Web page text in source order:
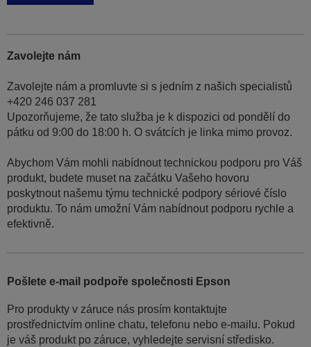
Zavolejte nám
Zavolejte nám a promluvte si s jedním z našich specialistů
+420 246 037 281
Upozorňujeme, že tato služba je k dispozici od pondělí do
pátku od 9:00 do 18:00 h. O svátcích je linka mimo provoz.
Abychom Vám mohli nabídnout technickou podporu pro Váš
produkt, budete muset na začátku Vašeho hovoru
poskytnout našemu týmu technické podpory sériové číslo
produktu. To nám umožní Vám nabídnout podporu rychle a
efektivně.
Pošlete e-mail podpoře společnosti Epson
Pro produkty v záruce nás prosím kontaktujte
prostřednictvím online chatu, telefonu nebo e-mailu. Pokud
je váš produkt po záruce, vyhledejte servisní středisko.